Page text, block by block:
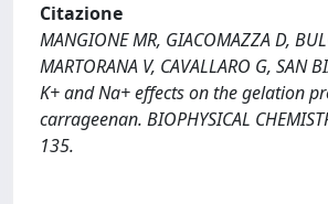
Citazione
MANGIONE MR, GIACOMAZZA D,
MARTORANA V, CAVALLARO G, SAN
K+ and Na+ effects on the gelation
carrageenan. BIOPHYSICAL
135.